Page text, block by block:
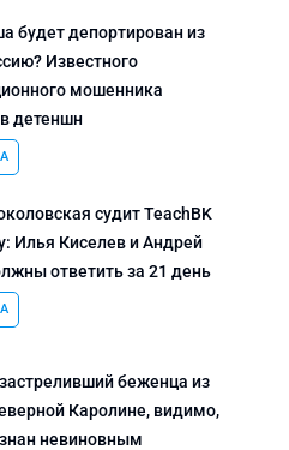
будет депортирован из
Известного
мошенника
детеншн
судит TeachBK
Илья Киселев и Андрей
ответить за 21 день
беженца из
Каролине, видимо,
невиновным